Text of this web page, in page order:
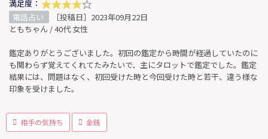
満足度：
電話占い
［投稿日］2023年09月22日
ともちゃん / 40代 女性
鑑定ありがとうございました。初回の鑑定から時間が経過していたのに
も関わらず覚えてくれてたみたいで、主にタロットで鑑定でした。鑑定
結果には、問題はなく、初回受けた時と今回受けた時と若干、違う様な
印象を受けました。
相手の気持ち 金銭